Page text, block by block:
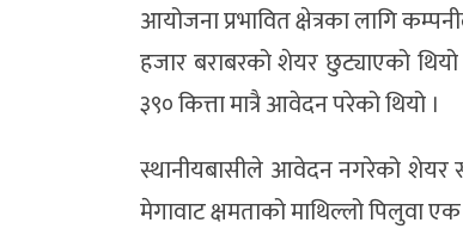
आयोजना प्रभावित क्षेत्रका लागि
हजार बराबरको शेयर छुट्याएको
३९० कित्ता मात्रै आवेदन परेको थियो ।
स्थानीयबासीले आवेदन नगरेको शेयर
मेगावाट क्षमताको माथिल्लो पिलुवा